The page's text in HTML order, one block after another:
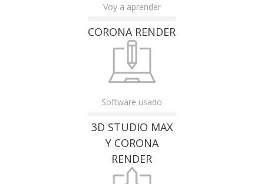
Voy a aprender
CORONA RENDER
Software usado
3D STUDIO MAX
Y CORONA
RENDER